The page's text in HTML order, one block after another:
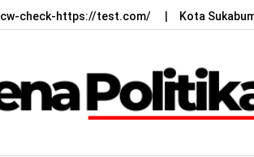
cw-check-https://test.com/ Kota